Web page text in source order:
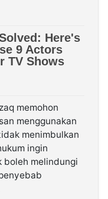
memohon
menggunakan
menimbulkan
ingin
boleh melindungi